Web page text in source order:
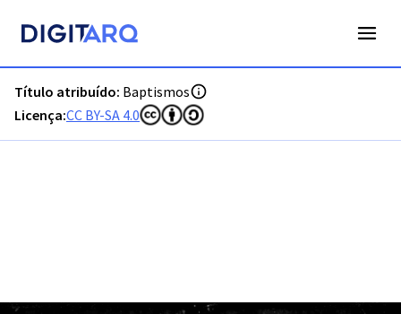
Título atribuído: Baptismos
Licença:CC BY-SA 4.0